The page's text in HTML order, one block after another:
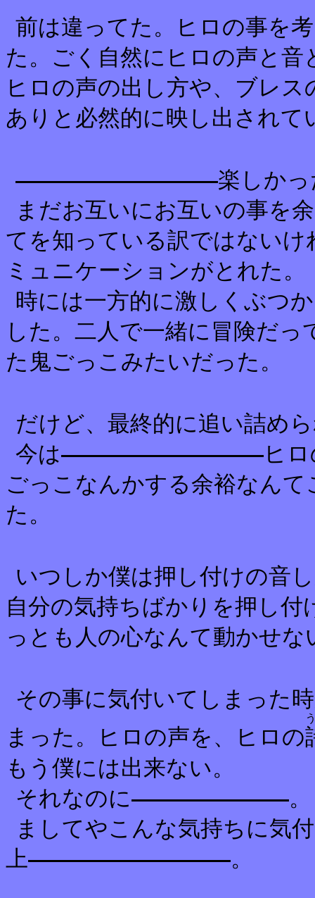
前は違ってた。ヒロの事を
た。ごく自然にヒロの声と
ヒロの声の出し方や、ブレ
ありと必然的に映し出されて
楽しか
まだお互いにお互いの事を
てを知っている訳ではない
ミュニケーションがとれた。
時には一方的に激しくぶつ
した。二人で一緒に冒険だ
た鬼ごっこみたいだった。
だけど、最終的に追い詰め
今は
ヒ
ごっこなんかする余裕なん
た。
いつしか僕は押し付けの音
自分の気持ちばかりを押し付
っとも人の心なんて動かせ
その事に気付いてしまった
まった。ヒロの声を、
ヒロの
もう僕には出来ない。
それなのに
。
ましてやこんな気持ちに気
上
。